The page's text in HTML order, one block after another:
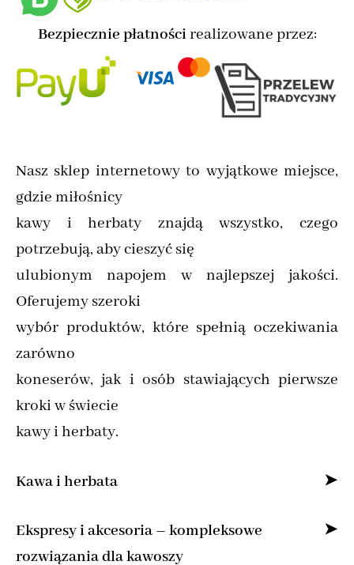
Bezpiecznie płatnościrealizowane przez:
Nasz sklep internetowy to wyjątkowe miejsce,
gdzie miłośnicy
kawy i herbaty znajdą wszystko, czego
potrzebują, aby cieszyć się
ulubionym napojem w najlepszej jakości.
Oferujemy szeroki
wybór produktów, które spełnią oczekiwania
zarówno
koneserów, jak i osób stawiających pierwsze
kroki w świecie
kawy i herbaty.
Kawa i herbata
Specjalizujemy się w sprzedaży kawy ziarnistej
i mielonej online,
Ekspresy i akcesoria – kompleksowe
rozwiązania dla kawoszy